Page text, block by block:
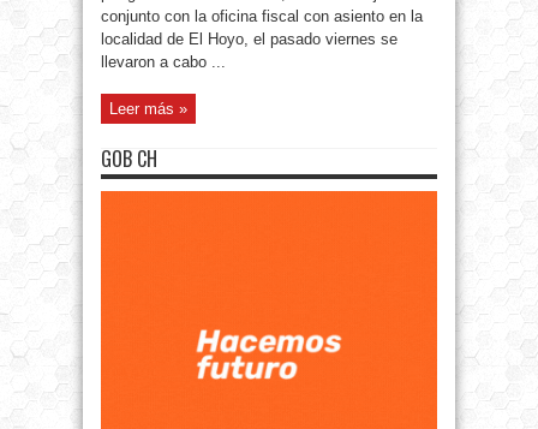
conjunto con la oficina fiscal con asiento en la
localidad de El Hoyo, el pasado viernes se
llevaron a cabo ...
Leer más »
GOB CH